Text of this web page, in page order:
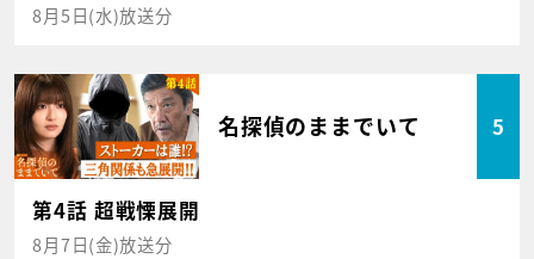
8月5日(水)放送分
名探偵のままでいて 5
第4話 超戦慄展開
8月7日(金)放送分